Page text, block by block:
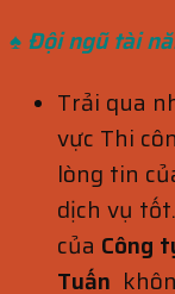
♠ Đội ngũ tài
Trải qua
vực Thi
lòng tin
dịch vụ
của Công
Tuấn